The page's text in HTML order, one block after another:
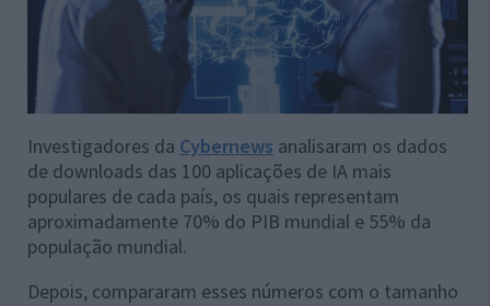
Investigadores da Cybernews analisaram os dados
de downloads das 100 aplicações de IA mais
populares de cada país, os quais representam
aproximadamente 70% do PIB mundial e 55% da
população mundial.
Depois, compararam esses números com o tamanho